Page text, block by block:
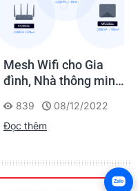
Mesh Wifi cho Gia
đình, Nhà thông minh
phòng nhỏ
839
08/12/2022
Đọc thêm
Zalo